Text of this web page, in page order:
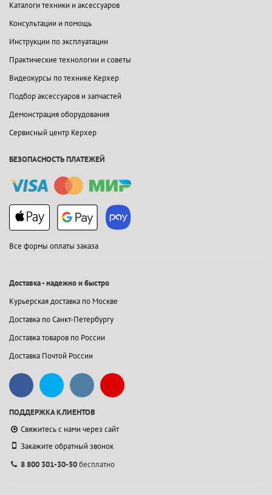
Каталоги техники и аксессуаров
Консультации и помощь
Инструкции по эксплуатации
Практические технологии и советы
Видеокурсы по технике Керхер
Подбор аксессуаров и запчастей
Демонстрация оборудования
Сервисный центр Керхер
БЕЗОПАСНОСТЬ ПЛАТЕЖЕЙ
Все формы оплаты заказа
Доставка - надежно и быстро
Курьерская доставка по Москве
Доставка по Санкт-Петербургу
Доставка товаров по России
Доставка Почтой России
ПОДДЕРЖКА КЛИЕНТОВ
Свяжитесь с нами через сайт
Закажите обратный звонок
8 800 301-30-50бесплатно